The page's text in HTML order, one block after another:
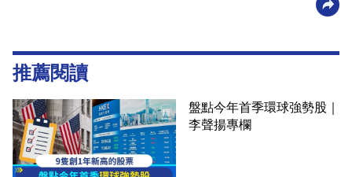
推薦閱讀
盤點今年首季環球強勢股｜
李聲揚專欄